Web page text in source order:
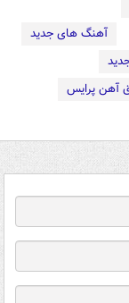
آهنگ های جدید
آهن پرایس